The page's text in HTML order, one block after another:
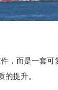
，而是一套
提升。